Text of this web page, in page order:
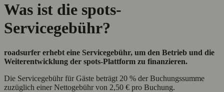
Was ist die spots-
Servicegebühr?
roadsurfer erhebt eine Servicegebühr, um den Betrieb und die
Weiterentwicklung der spots-Plattform zu finanzieren.
Die Servicegebühr für Gäste beträgt 20 % der Buchungssumme
zuzüglich einer Nettogebühr von 2,50 € pro Buchung.